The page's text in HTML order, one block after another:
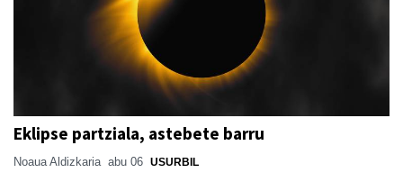
Eklipse partziala, astebete barru
Noaua Aldizkaria abu 06 USURBIL